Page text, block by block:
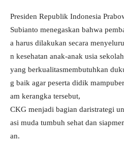
Presiden Republik Indonesia
Subianto menegaskan bahwa
a harus dilakukan secara
n kesehatan anak-anak usia
yang berkualitasmembutuhkan
g baik agar peserta didik
am kerangka tersebut,
CKG menjadi bagian daristrategi
asi muda tumbuh sehat dan
an.